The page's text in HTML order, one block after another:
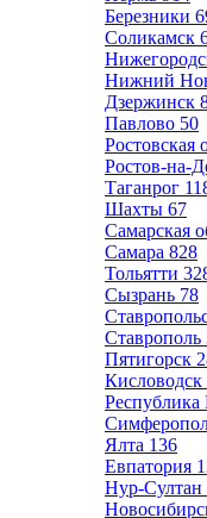
Березники
Соликамск
Нижний
Дзержинск
Павлово 50
Ростовская
Ростов-на-
Таганрог
Шахты 67
Самарская
Самара 828
Тольятти
Сызрань 78
Ставрополь
Пятигорск
Кисловодск
Ялта 136
Евпатория
Нур-Султан